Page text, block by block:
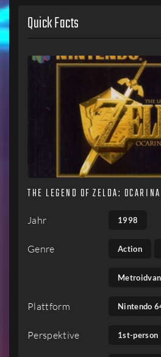
Quick Facts
THE LEGEND OF ZELDA:
Jahr 1998
Genre Action
Plattform Nintendo
Perspektive 1st-person